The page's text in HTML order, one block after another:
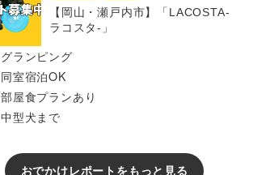
【岡山・瀬戸内市】「LACOSTA-
ラコスタ-」
グランピング
同室宿泊OK
部屋食プランあり
中型犬まで
おでかけレポートをもっと見る